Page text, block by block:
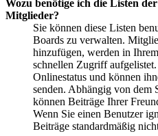
Wozu benötige ich die Listen
Mitglieder?
Sie können diese Listen
Boards zu verwalten.
hinzufügen, werden in
schnellen Zugriff aufgelistet.
Onlinestatus und können
senden. Abhängig von dem
können Beiträge Ihrer
Wenn Sie einen Benutzer
Beiträge standardmäßig